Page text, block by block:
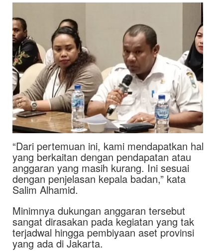
“Dari pertemuan ini, kami mendapatkan hal
yang berkaitan dengan pendapatan atau
anggaran yang masih kurang. Ini sesuai
dengan penjelasan kepala badan,” kata
Salim Alhamid.
Minimnya dukungan anggaran tersebut
sangat dirasakan pada kegiatan yang tak
terjadwal hingga pembiyaan aset provinsi
yang ada di Jakarta.